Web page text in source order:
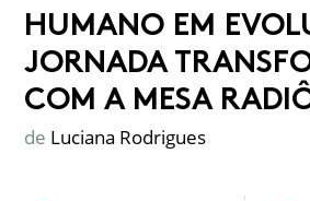
HUMANO EM
JORNADA
COM A MESA
de Luciana Rodrigues